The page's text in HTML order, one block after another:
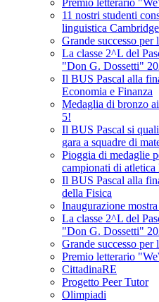
Premio letterario
11 nostri studenti
linguistica
Grande successo
La classe 2^L del
"Don G. Dossetti"
Il BUS Pascal alla
Economia e Finanza
Medaglia di bronzo
5!
Il BUS Pascal si
gara a squadre di
Pioggia di medaglie
campionati di atletica
Il BUS Pascal alla
della Fisica
Inaugurazione
La classe 2^L del
"Don G. Dossetti"
Grande successo
Premio letterario
CittadinaRE
Progetto Peer Tutor
Olimpiadi